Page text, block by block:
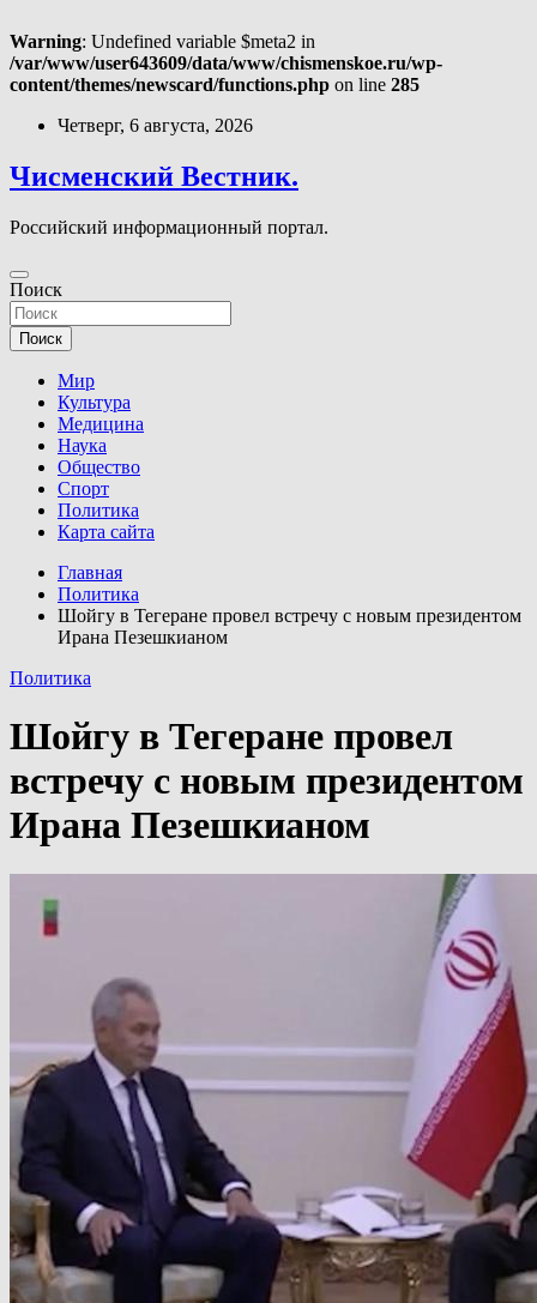
Warning: Undefined variable $meta2 in
/var/www/user643609/data/www/chismenskoe.ru/wp-
content/themes/newscard/functions.php on line 285
Перейти
содержимому
Четверг, 6 августа, 2026
Чисменский Вестник.
Российский информационный портал.
Поиск
Поиск
Мир
Культура
Медицина
Наука
Общество
Спорт
Политика
Карта сайта
Главная
Политика
Шойгу в Тегеране провел встречу с новым президентом
Ирана Пезешкианом
Политика
Шойгу в Тегеране провел
встречу с новым президентом
Ирана Пезешкианом